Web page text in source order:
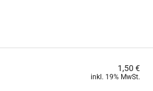
1,50 €
inkl. 19% MwSt.